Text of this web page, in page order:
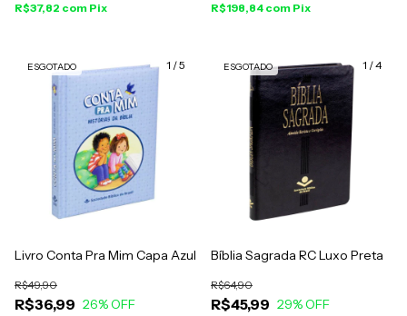
R$37,82 com Pix R$198,84 com Pix
1 /5
ESGOTADO
Livro Conta Pra Mim Capa Azul
R$36,99
R$49,90
26% OFF
1 /4
ESGOTADO
Bíblia Sagrada RC Luxo Preta
R$45,99
R$64,90
29% OFF